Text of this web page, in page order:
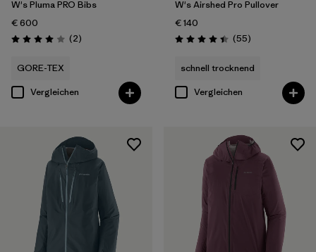
W's Pluma PRO Bibs
€ 600
Bewertung: 4.0 / 5
(2Rezensionen
)
GORE-TEX
Vergleichen
W's Airshed Pro Pullover
€ 140
Bewertung: 4.4 / 5
(55Rezensionen
)
schnell trocknend
Vergleichen